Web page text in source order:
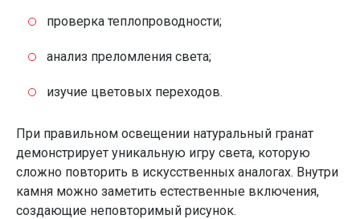
проверка теплопроводности;
анализ преломления света;
изучие цветовых переходов.
При правильном освещении натуральный гранат
демонстрирует уникальную игру света, которую
сложно повторить в искусственных аналогах. Внутри
камня можно заметить естественные включения,
создающие неповторимый рисунок.